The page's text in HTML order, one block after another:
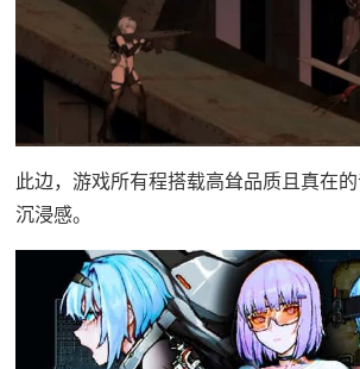
此边，游戏所有程搭载高耸品质且真在
沉浸感。